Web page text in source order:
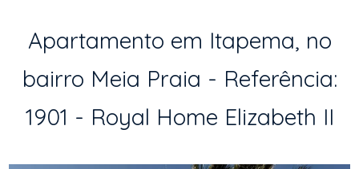
Apartamento em Itapema, no
bairro Meia Praia - Referência:
1901 - Royal Home Elizabeth II